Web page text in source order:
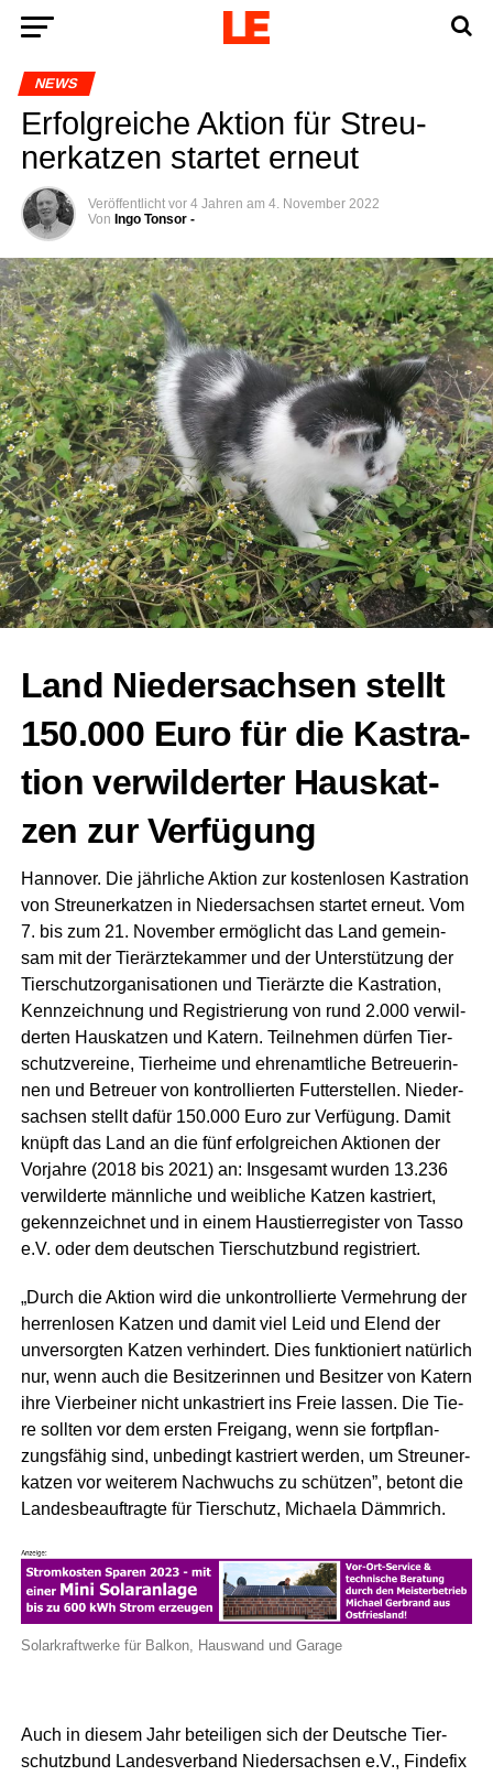
NEWS
Erfolg­rei­che Akti­on für Streu­
ner­kat­zen star­tet erneut
Veröffentlicht vor 4 Jahren am 4. November 2022
Von Ingo Tonsor -
Land Nie­der­sach­sen stellt
150.000 Euro für die Kas­tra­
ti­on ver­wil­der­ter Haus­kat­
zen zur Verfügung
Han­no­ver. Die jähr­li­che Akti­on zur kos­ten­lo­sen Kas­tra­ti­on
von Streu­ner­kat­zen in Nie­der­sach­sen star­tet erneut. Vom
7. bis zum 21. Novem­ber ermög­licht das Land gemein­
sam mit der Tier­ärz­te­kam­mer und der Unter­stüt­zung der
Tier­schutz­or­ga­ni­sa­tio­nen und Tier­ärz­te die Kas­tra­ti­on,
Kenn­zeich­nung und Regis­trie­rung von rund 2.000 ver­wil­
der­ten Haus­kat­zen und Katern. Teil­neh­men dür­fen Tier­
schutz­ver­ei­ne, Tier­hei­me und ehren­amt­li­che Betreue­rin­
nen und Betreu­er von kon­trol­lier­ten Fut­ter­stel­len. Nie­der­
sach­sen stellt dafür 150.000 Euro zur Ver­fü­gung. Damit
knüpft das Land an die fünf erfolg­rei­chen Aktio­nen der
Vor­jah­re (2018 bis 2021) an: Ins­ge­samt wur­den 13.236
ver­wil­der­te männ­li­che und weib­li­che Kat­zen kas­triert,
gekenn­zeich­net und in einem Haus­tier­re­gis­ter von Tas­so
e.V. oder dem deut­schen Tier­schutz­bund registriert.
„Durch die Akti­on wird die unkon­trol­lier­te Ver­meh­rung der
her­ren­lo­sen Kat­zen und damit viel Leid und Elend der
unver­sorg­ten Kat­zen ver­hin­dert. Dies funk­tio­niert natür­lich
nur, wenn auch die Besit­ze­rin­nen und Besit­zer von Katern
ihre Vier­bei­ner nicht unkas­triert ins Freie las­sen. Die Tie­
re soll­ten vor dem ers­ten Frei­gang, wenn sie fort­pflan­
zungs­fä­hig sind, unbe­dingt kas­triert wer­den, um Streu­ner­
kat­zen vor wei­te­rem Nach­wuchs zu schüt­zen”, betont die
Lan­des­be­auf­trag­te für Tier­schutz, Michae­la Dämmrich.
Solar­kraft­wer­ke für Bal­kon, Haus­wand und Garage
Auch in die­sem Jahr betei­li­gen sich der Deut­sche Tier­
schutz­bund Lan­des­ver­band Nie­der­sach­sen e.V., Fin­de­fix